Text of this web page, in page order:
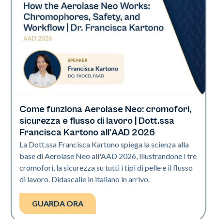
Neo Elite | Presentazione
Come funziona Aerolase Neo: cromofori,
sicurezza e flusso di lavoro | Dott.ssa
Francisca Kartono all'AAD 2026
La Dott.ssa Francisca Kartono spiega la scienza alla
base di Aerolase Neo all'AAD 2026, illustrandone i tre
cromofori, la sicurezza su tutti i tipi di pelle e il flusso
di lavoro. Didascalie in italiano in arrivo.
GUARDA ORA